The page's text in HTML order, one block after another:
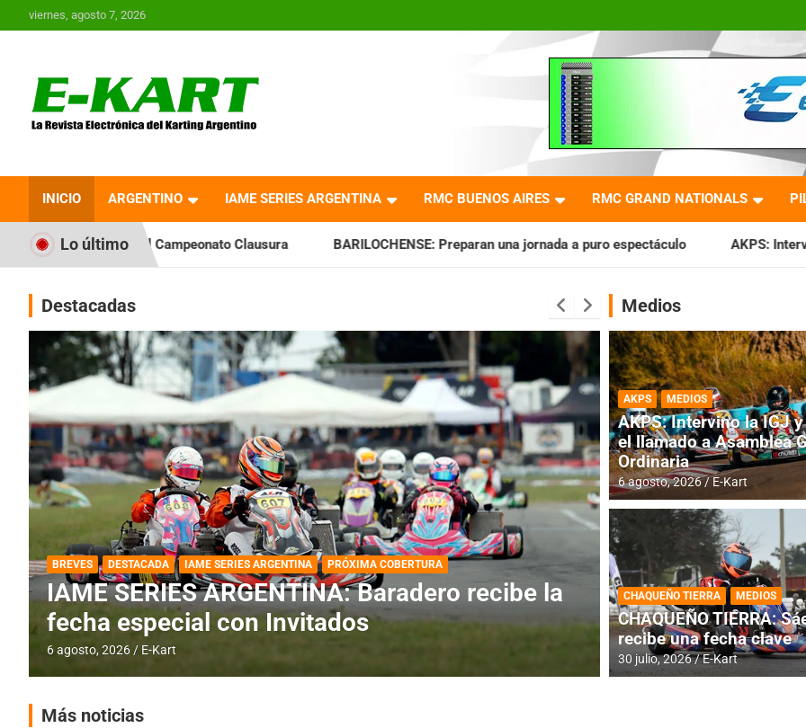
al
viernes, agosto 7, 2026
Revista Electrónica del
Karting en Argentina
INICIO ARGENTINO IAME SERIES ARGENTINA RMC BUENOS AIRES RMC GRAND NATIONALS
Lo último
Clausura BARILOCHENSE: Preparan una jornada a puro espectáculo AKPS: Intervino la IGJ y oficializó el
Destacadas
DESTACADA IAME SERIES ARGENTINA
IAME SERIES ARGENTINA: Horarios para la
fecha con Invitados
4 agosto, 2026 E-Kart
DESTACADA INFORME CENTRAL
RMC BUENOS
histórica en
4 agosto, 2026 E-Kart
Medios
AKPS MEDIOS
AKPS: Intervino la IGJ
el llamado a Asamblea
Ordinaria
6 agosto, 2026 E-Kart
CHAQUEÑO TIERRA MEDIOS
CHAQUEÑO TIERRA:
recibe una fecha clave
30 julio, 2026 E-Kart
Más noticias